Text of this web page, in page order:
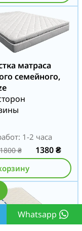
Whatsapp
матраса
семейного,
1-2 часа
₴ 1380₴